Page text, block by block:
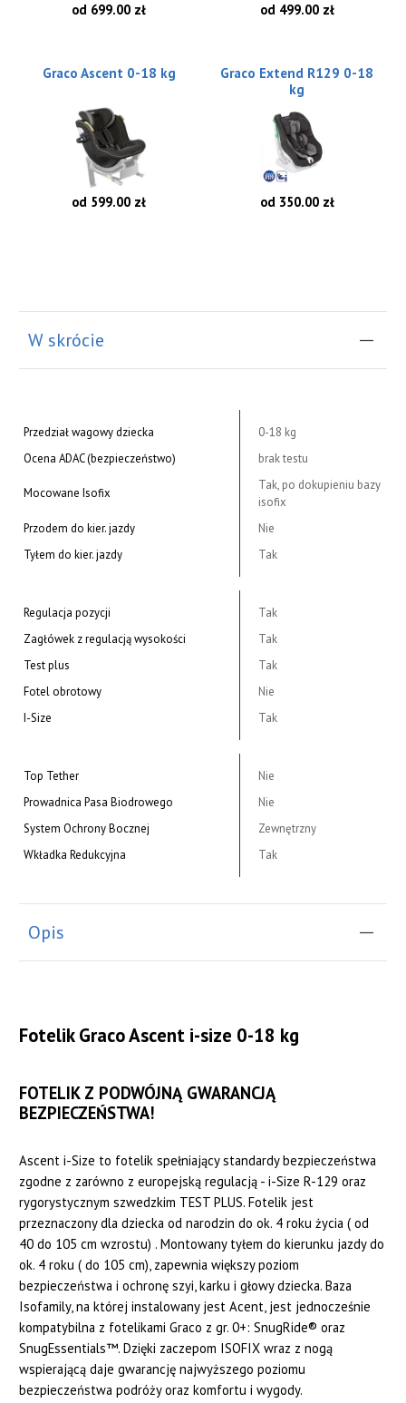
od 699.00 zł od 499.00 zł
Graco Ascent 0-18 kg
od 599.00 zł
Graco Extend R129 0-18
kg
od 350.00 zł
W skrócie
Przedział wagowy dziecka
0-18 kg
Ocena ADAC (bezpieczeństwo)
brak testu
Mocowane Isofix
Tak, po dokupieniu bazy
isofix
Przodem do kier. jazdy
Nie
Tyłem do kier. jazdy
Tak
Regulacja pozycji
Tak
Zagłówek z regulacją wysokości
Tak
Test plus
Tak
Fotel obrotowy
Nie
I-Size
Tak
Top Tether
Nie
Prowadnica Pasa Biodrowego
Nie
System Ochrony Bocznej
Zewnętrzny
Wkładka Redukcyjna
Tak
Opis
FotelikGraco Ascent i-size 0-18 kg
FOTELIK Z PODWÓJNĄ GWARANCJĄ
BEZPIECZEŃSTWA!
Ascent i-Size to fotelik spełniający standardy bezpieczeństwa
zgodne z zarówno z europejską regulacją - i-Size R-129 oraz
rygorystycznym szwedzkim TEST PLUS. Fotelik jest
przeznaczony dla dziecka od narodzin do ok. 4 roku życia ( od
40 do 105 cm wzrostu) . Montowany tyłem do kierunku jazdy do
ok. 4 roku ( do 105 cm), zapewnia większy poziom
bezpieczeństwa i ochronę szyi, karku i głowy dziecka. Baza
Isofamily, na której instalowany jest Acent, jest jednocześnie
kompatybilna z fotelikami Graco z gr. 0+: SnugRide® oraz
SnugEssentials™. Dzięki zaczepom ISOFIX wraz z nogą
wspierającą daje gwarancję najwyższego poziomu
bezpieczeństwa podróży oraz komfortu i wygody.